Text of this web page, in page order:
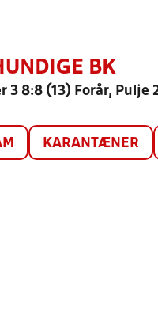
BK
3 8:8 (13) Forår, Pulje
KARANTÆNER